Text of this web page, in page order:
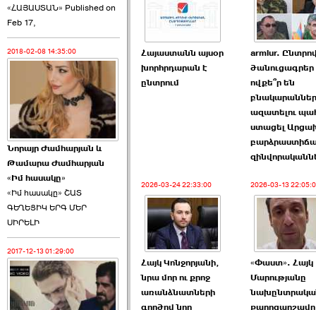
Ծառուկյանի փեսան
վնասել է ›››
2026-06-09 07:11:00
Այս ընդդիմությունը
կվերցնի ›››
«ՀԱՅԱՍՏԱՆ» Published on
Feb 17,
2018-02-08 14:35:00
Նորայր Ժամհարյան և
Թամարա Ժամհարյան
«Իմ հասակը»
«Իմ հասակը» ՇԱՏ
ԳԵՂԵՑԻԿ ԵՐԳ ՄԵՐ
ՍԻՐԵԼԻ
2017-12-13 01:29:00
Հայաստանն այսօր
խորհրդարան է
ընտրում
armlur.
ովքե՞ր են
ազատելու
ստացել
2026-03-24 22:33:00
Հայկ Կոնջորյանի,
նրա մոր ու քրոջ
առանձնատների
գործով նոր
2026-03-13
«Փաստ». Հայկ
Մարությանը
քարոզարշավը